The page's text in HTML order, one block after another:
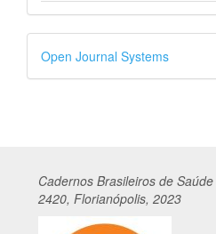
Desenvolvido
por
Open Journal Systems
Cadernos Brasileiros de
2420, Florianópolis, 2023